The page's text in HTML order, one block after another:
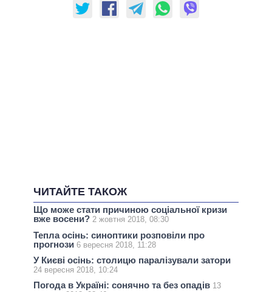
ЧИТАЙТЕ ТАКОЖ
Що може стати причиною соціальної кризи
вже восени? 2 жовтня 2018, 08:30
Тепла осінь: синоптики розповіли про
прогнози 6 вересня 2018, 11:28
У Києві осінь: столицю паралізували затори
24 вересня 2018, 10:24
Погода в Україні: сонячно та без опадів 13